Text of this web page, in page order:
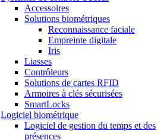
Accessoires
Solutions biométriques
Reconnaissance faciale
Empreinte digitale
Iris
Liasses
Contrôleurs
Solutions de cartes RFID
Armoires à clés sécurisées
SmartLocks
Logiciel biométrique
Logiciel de gestion du temps et des
présences